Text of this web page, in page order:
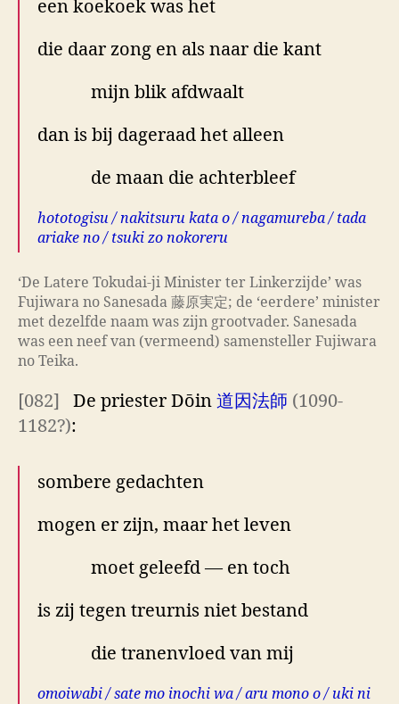
een koekoek was het
die daar zong en als naar die kant
mijn blik afdwaalt
dan is bij dageraad het alleen
de maan die achterbleef
hototogisu / nakitsuru kata o / nagamureba / tada
ariake no / tsuki zo nokoreru
‘De Latere Tokudai-ji Minister ter Linkerzijde’ was
Fujiwara no Sanesada 藤原実定; de ‘eerdere’ minister
met dezelfde naam was zijn grootvader. Sanesada
was een neef van (vermeend) samensteller Fujiwara
no Teika.
[082] De priester Dōin 道因法師 (1090-
1182?):
sombere gedachten
mogen er zijn, maar het leven
moet geleefd — en toch
is zij tegen treurnis niet bestand
die tranenvloed van mij
omoiwabi / sate mo inochi wa / aru mono o / uki ni